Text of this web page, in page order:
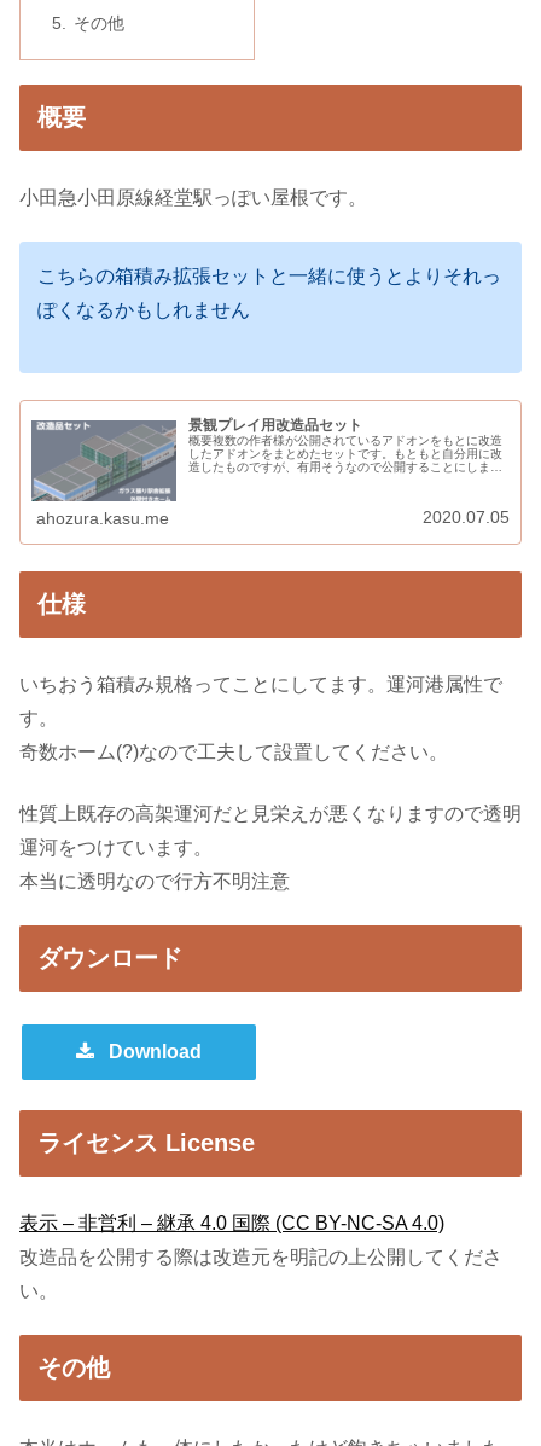
その他
概要
小田急小田原線経堂駅っぽい屋根です。
こちらの箱積み拡張セットと一緒に使うとよりそれっ
ぽくなるかもしれません
景観プレイ用改造品セット
概要複数の作者様が公開されているアドオンをもとに改造
したアドオンをまとめたセットです。もともと自分用に改
造したものですが、有用そうなので公開することにしまし
ahozura.kasu.me 2020.07.05
仕様
いちおう箱積み規格ってことにしてます。運河港属性で
す。
奇数ホーム(?)なので工夫して設置してください。
性質上既存の高架運河だと見栄えが悪くなりますので透明
運河をつけています。
本当に透明なので行方不明注意
ダウンロード
Download
ライセンス License
表示 – 非営利 – 継承 4.0 国際 (CC BY-NC-SA 4.0)
改造品を公開する際は改造元を明記の上公開してくださ
い。
その他